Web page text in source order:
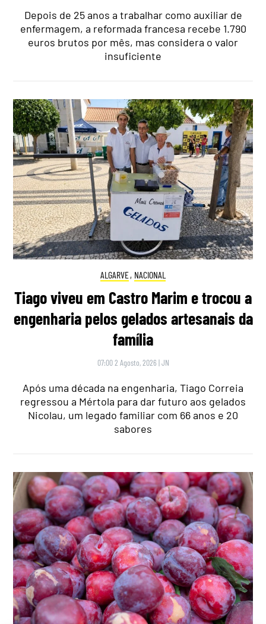
Depois de 25 anos a trabalhar como auxiliar de
enfermagem, a reformada francesa recebe 1.790
euros brutos por mês, mas considera o valor
insuficiente
ALGARVE, NACIONAL
Tiago viveu em Castro Marim e trocou a
engenharia pelos gelados artesanais da
família
07:00 2 Agosto, 2026 |JN
Após uma década na engenharia, Tiago Correia
regressou a Mértola para dar futuro aos gelados
Nicolau, um legado familiar com 66 anos e 20
sabores